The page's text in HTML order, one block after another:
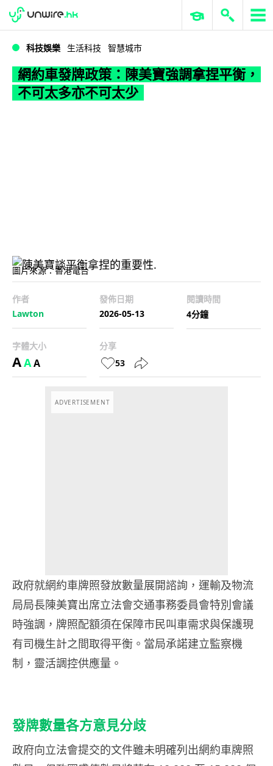
WWDC 2026 ERP 與商業 AI
科技娛樂 生活科技 智慧城市
網約車發牌政策：陳美寶強調拿捏平衡，
不可太多亦不可太少
圖片來源：香港電台
作者
Lawton
發佈日期
2026-05-13
閱讀時間
4分鐘
字體大小
AAA
分享
53
ADVERTISEMENT
政府就網約車牌照發放數量展開諮詢，運輸及物流
局局長陳美寶出席立法會交通事務委員會特別會議
時強調，牌照配額須在保障市民叫車需求與保護現
有司機生計之間取得平衡。當局承諾建立監察機
制，靈活調控供應量。
發牌數量各方意見分歧
政府向立法會提交的文件雖未明確列出網約車牌照